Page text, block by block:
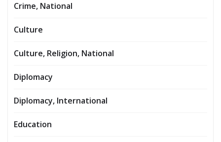
Crime, National
Culture
Culture, Religion, National
Diplomacy
Diplomacy, International
Education